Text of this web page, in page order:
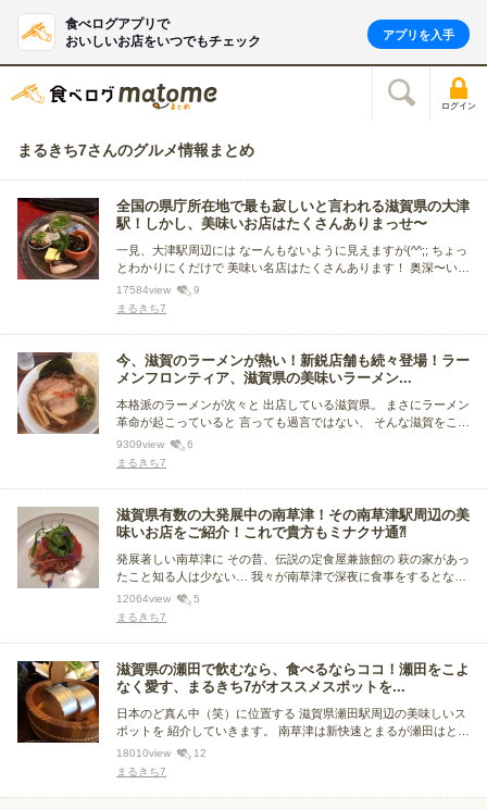
食べログアプリで
おいしいお店をいつでもチェック
アプリを入手
ログイン
まるきち7さんのグルメ情報まとめ
全国の県庁所在地で最も寂しいと言われる滋賀県の大津
駅！しかし、美味いお店はたくさんありまっせ〜
一見、大津駅周辺には なーんもないように見えますが(^^;; ちょっ
とわかりにくだけで 美味い名店はたくさんあります！ 奥深〜い大
津のイイお店を 皆さんにご紹介していきます。
17584view
9
まるきち7
今、滋賀のラーメンが熱い！新鋭店舗も続々登場！ラー
メンフロンティア、滋賀県の美味いラーメン...
本格派のラーメンが次々と 出店している滋賀県。 まさにラーメン
革命が起こっていると 言っても過言ではない、 そんな滋賀をこよ
なく愛する筆者が 独断でセレクトしたベストラーメンを ご紹介い
たします。
9309view
6
まるきち7
滋賀県有数の大発展中の南草津！その南草津駅周辺の美
味いお店をご紹介！これで貴方もミナクサ通⁈
発展著しい南草津に その昔、伝説の定食屋兼旅館の 萩の家があっ
たこと知る人は少ない… 我々が南草津で深夜に食事をするとなる
と その萩の家しかなかったのは、今や昔話。 繁栄していくミナク
サ、 老舗と新店舗がひしめき合うカオスな街 その中でキラリと輝
12064view
5
まるきち7
滋賀県の瀬田で飲むなら、食べるならココ！瀬田をこよ
なく愛す、まるきち7がオススメスポットを...
日本のど真ん中（笑）に位置する 滋賀県瀬田駅周辺の美味しいス
ポットを 紹介していきます。 南草津は新快速とまるが瀬田はとま
らない… 繁栄していく石山駅、ミナミ草津駅に挟まれながらあま
り元気がない瀬田駅周辺。 でも美味いお店がまーまーあるんで
18010view
12
まるきち7